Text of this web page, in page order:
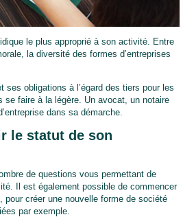
le plus approprié à son activité. Entre
la diversité des formes d’entreprises
ses obligations à l’égard des tiers pour les
faire à la légère. Un avocat, un notaire
dans sa démarche.
le statut de son
de questions vous permettant de
Il est également possible de commencer
créer une nouvelle forme de société
par exemple.